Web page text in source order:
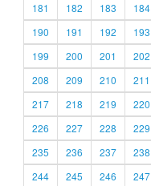
181
182 183 184
190
191 192 193
199
200 201 202
208
209 210 211
217
218 219 220
226
227 228 229
235
236 237 238
244
245 246 247